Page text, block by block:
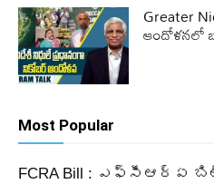
Greater
ఆందోళనలో
Most Popular
FCRA Bill : ఎఫ్‌సీఆర్‌ఏ